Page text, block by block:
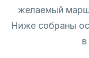
желаемый
Ниже собраны